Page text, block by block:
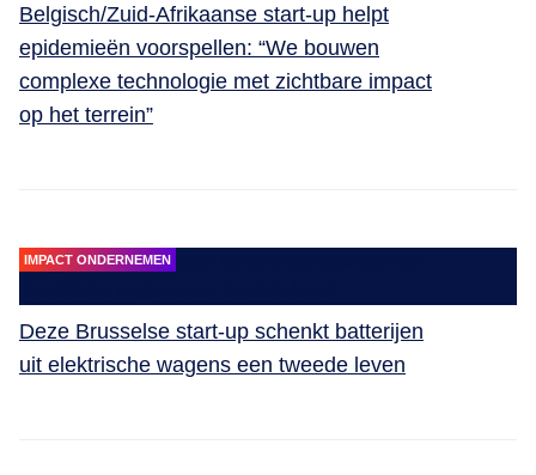
Belgisch/Zuid-Afrikaanse start-up helpt
epidemieën voorspellen: “We bouwen
complexe technologie met zichtbare impact
op het terrein”
IMPACT ONDERNEMEN
Deze Brusselse start-up schenkt batterijen
uit elektrische wagens een tweede leven